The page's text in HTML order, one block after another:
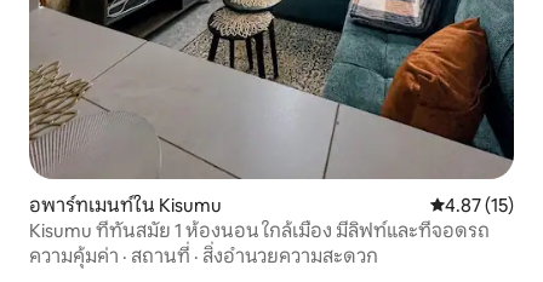
อพาร์ทเมนท์ใน Kisumu คะแนนเฉลี่ย
4.87 (15)
Kisumu ที่ทันสมัย 1 ห้องนอน ใกล้เมือง มีลิฟท์และที่จอดรถ
ความคุ้มค่า · สถานที่ · สิ่งอำนวยความสะดวก